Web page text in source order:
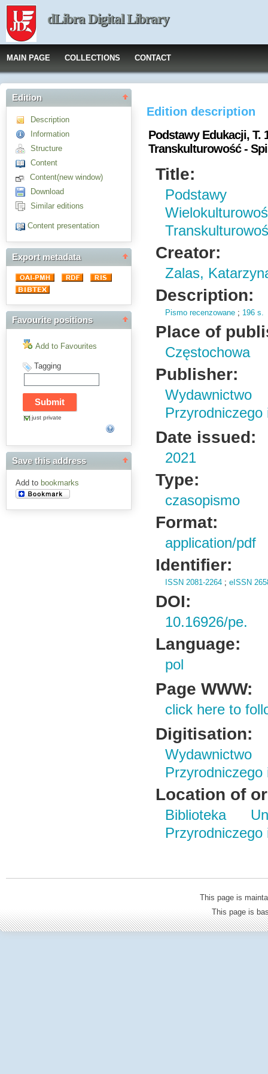
dLibra Digital Library
MAIN PAGE COLLECTIONS CONTACT
Edition
Description
Information
Structure
Content
Content(new window)
Download
Similar editions
Content presentation
Export metadata
Favourite positions
Add to Favourites
Tagging
just private
Save this address
Add to bookmarks
Edition description
Podstawy Edukacji,
Transkulturowość -
Title:
Creator:
Zalas,
Description:
Pismo recenzowane ; 196 s.
Place of
Częstochowa
Publisher:
Przyrodniczego
Date issued:
2021
Type:
czasopismo
Format:
application/pdf
Identifier:
ISSN 2081-2264 ;eISSN
DOI:
10.16926/pe.
Language:
pol
Page WWW:
click here to
Digitisation:
Przyrodniczego
Location of
Biblioteka
Przyrodniczego
This page is
This page is